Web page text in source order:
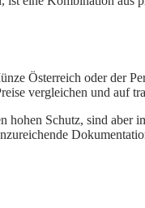
Österreich oder der
vergleichen und auf
hohen Schutz, sind aber